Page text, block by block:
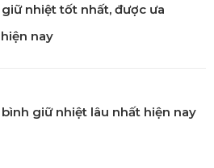
Kilner 6 món chính hãng
nhiệt tốt nhất, được ưa
nay
bình giữ nhiệt lâu nhất hiện nay